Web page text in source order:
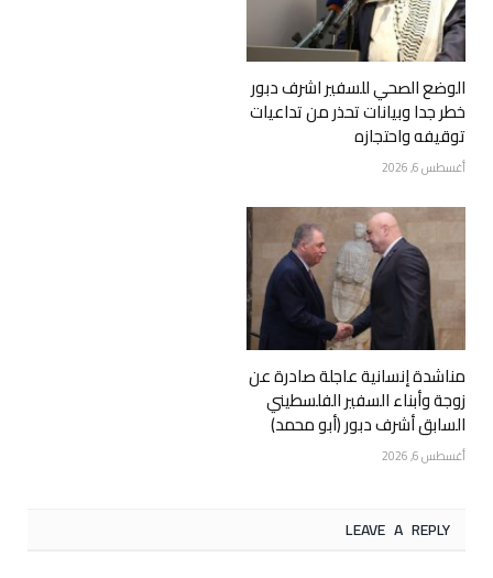
الوضع الصحي للسفير اشرف دبور
خطر جدا وبيانات تحذر من تداعيات
توقيفه واحتجازه
أغسطس 6, 2026
مناشدة إنسانية عاجلة صادرة عن
زوجة وأبناء السفير الفلسطيني
السابق أشرف دبور (أبو محمد)
أغسطس 6, 2026
LEAVE A REPLY